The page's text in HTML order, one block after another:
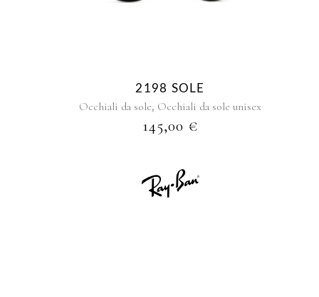
2198 SOLE
Occhiali da sole, Occhiali da sole unisex
145,00 €